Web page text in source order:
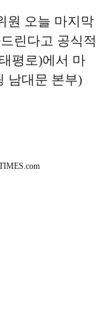
원 오늘 마지막
린다고 공식적
평로)에서 마
남대문 본부)